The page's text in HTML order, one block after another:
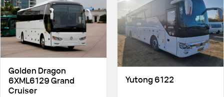
Golden Dragon
6XML6129 Grand
Cruiser
Yutong 6122